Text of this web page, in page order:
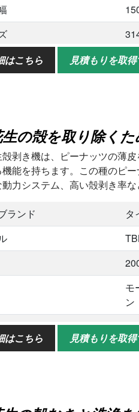
はこちら 見積もりを取
の殻を取り除く
剥き機は、ピーナッツの薄
機能を持ちます。この種のピ
力システム、高い殻剥き率
ランド
タ
モ
ン
高
ス
ア
はこちら 見積もりを取